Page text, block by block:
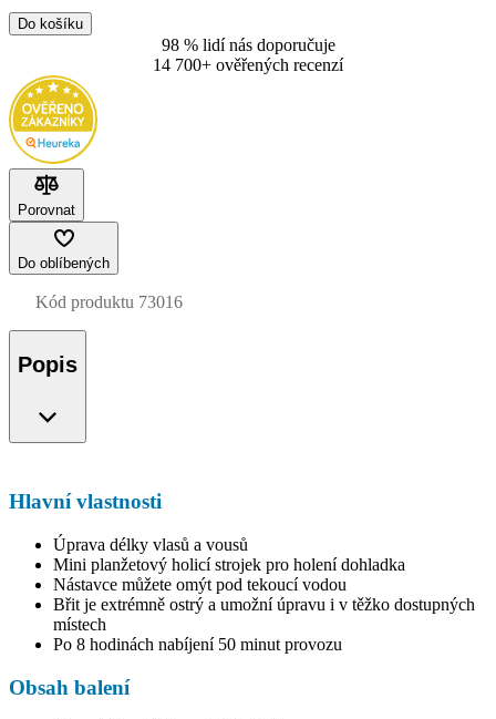
Do košíku
98 % lidí nás doporučuje
14 700+ ověřených recenzí
Porovnat
Do oblíbených
Kód produktu 73016
Popis
Hlavní vlastnosti
Úprava délky vlasů a vousů
Mini planžetový holicí strojek pro holení dohladka
Nástavce můžete omýt pod tekoucí vodou
Břit je extrémně ostrý a umožní úpravu i v těžko dostupných
místech
Po 8 hodinách nabíjení 50 minut provozu
Obsah balení